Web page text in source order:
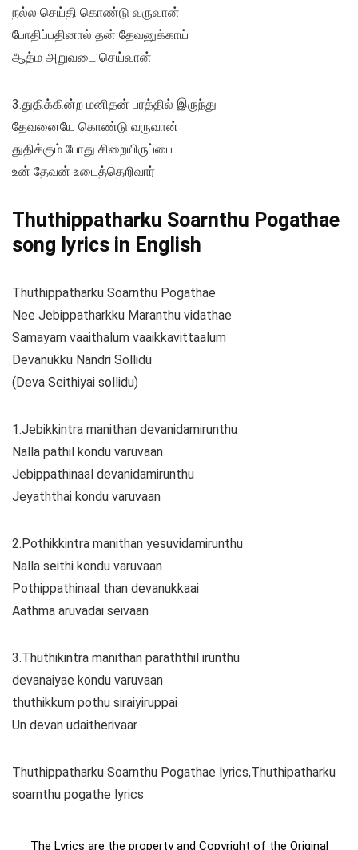
நல்ல செய்தி கொண்டு வருவான்
போதிப்பதினால் தன் தேவனுக்காய்
ஆத்ம அறுவடை செய்வான்
3.துதிக்கின்ற மனிதன் பரத்தில் இருந்து
தேவனையே கொண்டு வருவான்
துதிக்கும் போது சிறையிருப்பை
உன் தேவன் உடைத்தெறிவார்
Thuthippatharku Soarnthu Pogathae
song lyrics in English
Thuthippatharku Soarnthu Pogathae
Nee Jebippatharkku Maranthu vidathae
Samayam vaaithalum vaaikkavittaalum
Devanukku Nandri Sollidu
(Deva Seithiyai sollidu)
1.Jebikkintra manithan devanidamirunthu
Nalla pathil kondu varuvaan
Jebippathinaal devanidamirunthu
Jeyaththai kondu varuvaan
2.Pothikkintra manithan yesuvidamirunthu
Nalla seithi kondu varuvaan
Pothippathinaal than devanukkaai
Aathma aruvadai seivaan
3.Thuthikintra manithan paraththil irunthu
devanaiyae kondu varuvaan
thuthikkum pothu siraiyiruppai
Un devan udaitherivaar
Thuthippatharku Soarnthu Pogathae lyrics,Thuthipatharku
soarnthu pogathe lyrics
The Lyrics are the property and Copyright of the Original